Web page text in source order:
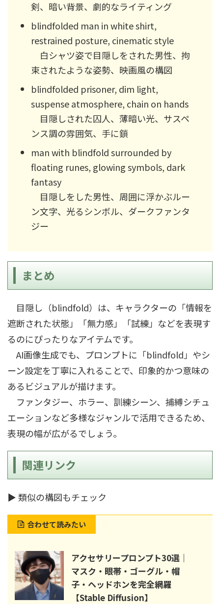
剣、暗い背景、劇的なライティング
blindfolded man in white shirt,
restrained posture, cinematic style
白シャツ姿で目隠しをされた男性、拘
束されたような姿勢、映画風の構図
blindfolded prisoner, dim light,
suspense atmosphere, chain on hands
目隠しされた囚人、薄暗い光、サスペ
ンス調の雰囲気、手に鎖
man with blindfold surrounded by
floating runes, glowing symbols, dark
fantasy
目隠しをした男性、周囲に浮かぶルー
ン文字、光るシンボル、ダークファンタ
ジー
まとめ
目隠し（blindfold）は、キャラクターの「情報を
遮断された状態」「無力感」「試練」などを表現す
るのにぴったりなアイテムです。
AI画像生成でも、プロンプトに「blindfold」やシ
ーン設定を丁寧に入れることで、印象的かつ意味の
あるビジュアルが描けます。
ファンタジー、ホラー、訓練シーン、捕縛シチュ
エーションなど多様なジャンルで活用できるため、
表現の幅が広がるでしょう。
関連リンク
▶ 類似の構図もチェック
合わせて読みたい
アクセサリープロンプト30選｜
マスク・眼帯・ゴーグル・帽
子・ヘッドホンを完全網羅
【Stable Diffusion】